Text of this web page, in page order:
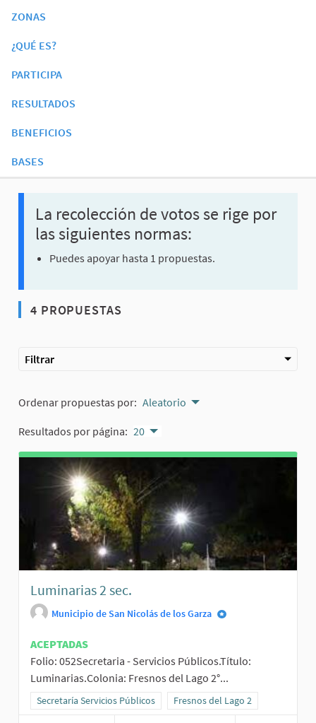
ZONAS
¿QUÉ ES?
PARTICIPA
RESULTADOS
BENEFICIOS
BASES
La recolección de votos se rige por
las siguientes normas:
Puedes apoyar hasta 1 propuestas.
4 PROPUESTAS
Filtrar
Ordenar propuestas por: Aleatorio
Resultados por página: 20
Luminarias 2 sec.
Municipio de San Nicolás de los Garza
ACEPTADAS
Folio: 052Secretaria - Servicios Públicos.Título:
Luminarias.Colonia: Fresnos del Lago 2°...
Resultados al filtrar por la categoría: Secretaría Servicios Públicos
Secretaría Servicios Públicos Resultados al filtrar por el
Fresnos del Lago 2